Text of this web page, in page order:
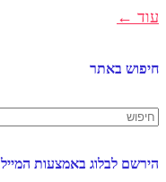
עוד ←
חיפוש באתר
הירשם לבלוג באמצעות המייל